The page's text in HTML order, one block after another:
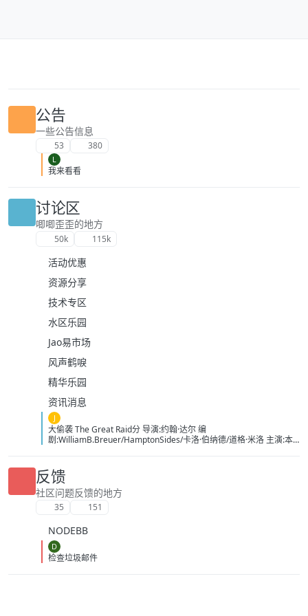
公告
一些公告信息
53 380
L
我来看看
讨论区
唧唧歪歪的地方
50k 115k
活动优惠
资源分享
技术专区
水区乐园
Jao易市场
风声鹤唳
精华乐园
资讯消息
J
大偷袭 The Great Raid分 导演:约翰·达尔 编
剧:WilliamB.Breuer/HamptonSides/卡洛·伯纳德/道格·米洛 主演:本
曼辛托斯/杰里米·卡拉汉/ScottMcLean/保罗·蒙塔尔班/克莱恩·克劳福
德/萨姆·沃辛顿/RoystonInnes/卢克·佩格勒/代尔·戴/杰罗姆·埃勒斯/布
雷特·塔克/KristianSchmid/瓦维克·杨/TimCampbell/马特·多兰/约瑟夫
·费因斯/马尔顿·索克斯/罗根·马歇尔-格林/尼古拉斯·贝尔/肯尼·道提/克
里斯托弗·詹姆斯·贝克/康妮·尼尔森/娜塔莉·杰克逊·门多萨/原丽淇/奥
泉原丰/保罗·纳高奇/DavidChamberlain/宇佐美慎吾/塞萨尔·蒙塔
诺/RichardJoson/KennethMoraleda/卓丹·李/里昂·福德/马修·纽
顿/JacksonRaine/道格拉斯·麦克阿瑟/富兰克林·德拉诺·罗斯福/艾德琳·
冈野/HidekiTojo 类型:剧情/动作/战争 制片国家/地区:美国/澳大利亚
反馈
社区问题反馈的地方
35 151
NODEBB
D
检查垃圾邮件